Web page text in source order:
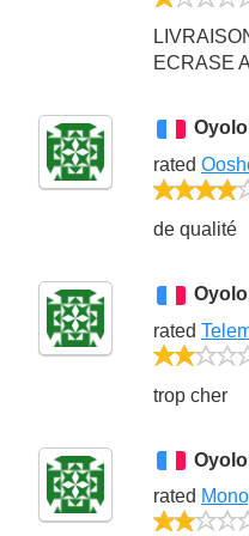
ECRASE
rated
de qualité
rated
trop cher
rated